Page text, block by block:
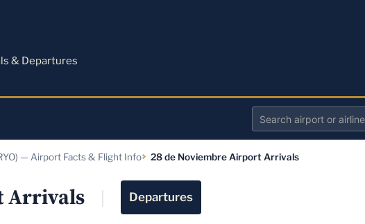
& Departures
Search
airport
or
— Airport Facts & Flight Info 28 de Noviembre Airport Arrivals
Arrivals Departures